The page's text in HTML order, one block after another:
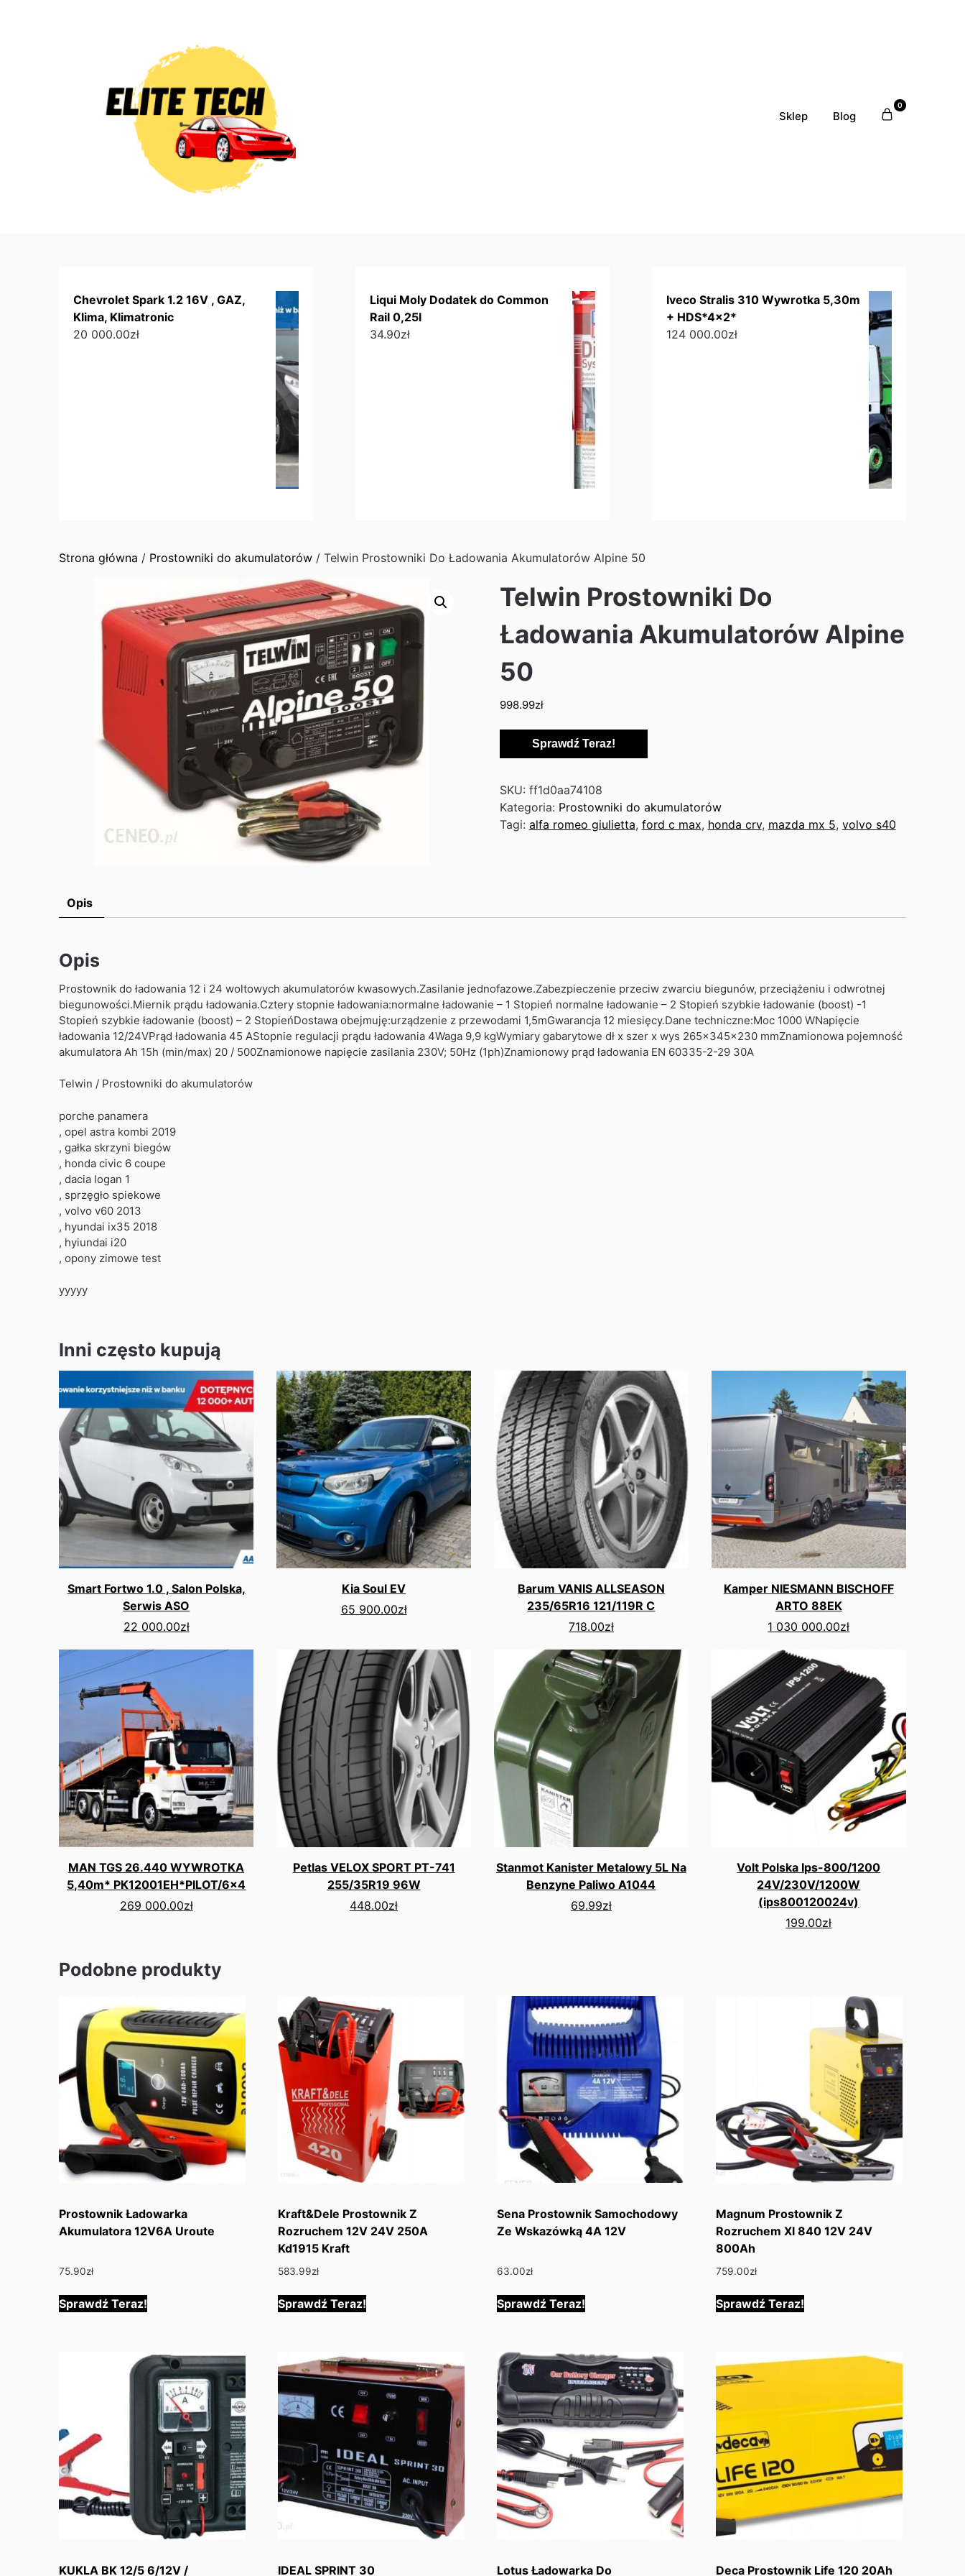
Sklep Blog
0
Chevrolet Spark 1.2 16V , GAZ,
Klima, Klimatronic
20 000.00zł
Liqui Moly Dodatek do Common
Rail 0,25l
34.90zł
Iveco Stralis 310 Wywrotka 5,30m
+ HDS*4x2*
124 000.00zł
Strona główna / Prostowniki do akumulatorów / Telwin Prostowniki Do Ładowania Akumulatorów Alpine 50
Telwin Prostowniki Do
Ładowania Akumulatorów Alpine
50
998.99zł
Sprawdź Teraz!
SKU: ff1d0aa74108
Kategoria: Prostowniki do akumulatorów
Tagi: alfa romeo giulietta, ford c max, honda crv, mazda mx 5, volvo s40
Opis
Opis
Prostownik do ładowania 12 i 24 woltowych akumulatorów kwasowych.Zasilanie jednofazowe.Zabezpieczenie przeciw zwarciu biegunów, przeciążeniu i odwrotnej
biegunowości.Miernik prądu ładowania.Cztery stopnie ładowania:normalne ładowanie – 1 Stopień normalne ładowanie – 2 Stopień szybkie ładowanie (boost) -1
Stopień szybkie ładowanie (boost) – 2 StopieńDostawa obejmuję:urządzenie z przewodami 1,5mGwarancja 12 miesięcy.Dane techniczne:Moc 1000 WNapięcie
ładowania 12/24VPrąd ładowania 45 AStopnie regulacji prądu ładowania 4Waga 9,9 kgWymiary gabarytowe dł x szer x wys 265x345x230 mmZnamionowa pojemność
akumulatora Ah 15h (min/max) 20 / 500Znamionowe napięcie zasilania 230V; 50Hz (1ph)Znamionowy prąd ładowania EN 60335-2-29 30A
Telwin / Prostowniki do akumulatorów
porche panamera
, opel astra kombi 2019
, gałka skrzyni biegów
, honda civic 6 coupe
, dacia logan 1
, sprzęgło spiekowe
, volvo v60 2013
, hyundai ix35 2018
, hyiundai i20
, opony zimowe test
yyyyy
Inni często kupują
Smart Fortwo 1.0 , Salon Polska,
Serwis ASO
22 000.00zł
Kia Soul EV
65 900.00zł
Barum VANIS ALLSEASON
235/65R16 121/119R C
718.00zł
Kamper NIESMANN BISCHOFF
ARTO 88EK
1 030 000.00zł
MAN TGS 26.440 WYWROTKA
5,40m* PK12001EH*PILOT/6x4
269 000.00zł
Petlas VELOX SPORT PT-741
255/35R19 96W
448.00zł
Stanmot Kanister Metalowy 5L Na
Benzyne Paliwo A1044
69.99zł
Volt Polska Ips-800/1200
24V/230V/1200W
(ips800120024v)
199.00zł
Podobne produkty
Prostownik Ładowarka
Akumulatora 12V6A Uroute
75.90zł
Sprawdź Teraz!
Kraft&Dele Prostownik Z
Rozruchem 12V 24V 250A
Kd1915 Kraft
583.99zł
Sprawdź Teraz!
Sena Prostownik Samochodowy
Ze Wskazówką 4A 12V
63.00zł
Sprawdź Teraz!
Magnum Prostownik Z
Rozruchem Xl 840 12V 24V
800Ah
759.00zł
Sprawdź Teraz!
KUKLA BK 12/5 6/12V / IDEAL SPRINT 30 Lotus Ładowarka Do Deca Prostownik Life 120 20Ah